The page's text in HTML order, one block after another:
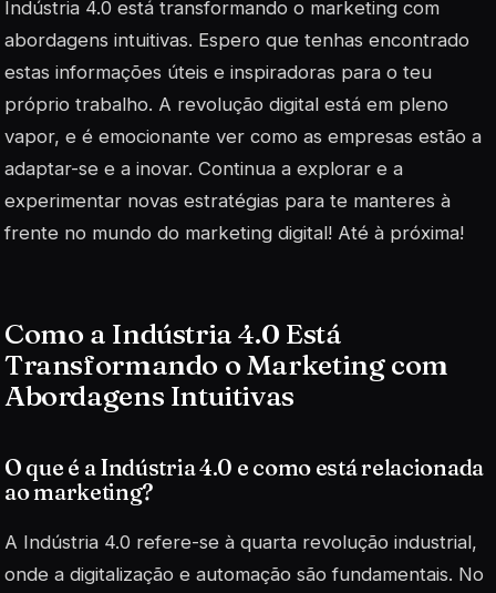
Indústria 4.0 está transformando o marketing com
abordagens intuitivas. Espero que tenhas encontrado
estas informações úteis e inspiradoras para o teu
próprio trabalho. A revolução digital está em pleno
vapor, e é emocionante ver como as empresas estão a
adaptar-se e a inovar. Continua a explorar e a
experimentar novas estratégias para te manteres à
frente no mundo do marketing digital! Até à próxima!
Como a Indústria 4.0 Está
Transformando o Marketing com
Abordagens Intuitivas
O que é a Indústria 4.0 e como está relacionada
ao marketing?
A Indústria 4.0 refere-se à quarta revolução industrial,
onde a digitalização e automação são fundamentais. No